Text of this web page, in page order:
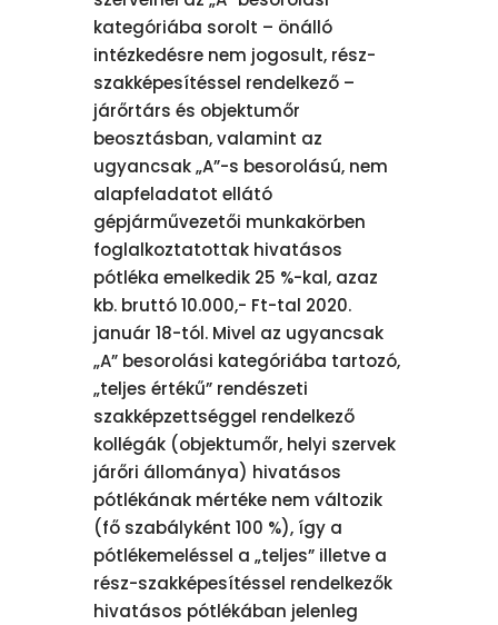
kategóriába sorolt – önálló
intézkedésre nem jogosult, rész-
szakképesítéssel rendelkező –
járőrtárs és objektumőr
beosztásban, valamint az
ugyancsak „A”-s besorolású, nem
alapfeladatot ellátó
gépjárművezetői munkakörben
foglalkoztatottak hivatásos
pótléka emelkedik 25 %-kal, azaz
kb. bruttó 10.000,- Ft-tal 2020.
január 18-tól. Mivel az ugyancsak
„A” besorolási kategóriába tartozó,
„teljes értékű” rendészeti
szakképzettséggel rendelkező
kollégák (objektumőr, helyi szervek
járőri állománya) hivatásos
pótlékának mértéke nem változik
(fő szabályként 100 %), így a
pótlékemeléssel a „teljes” illetve a
rész-szakképesítéssel rendelkezők
hivatásos pótlékában jelenleg